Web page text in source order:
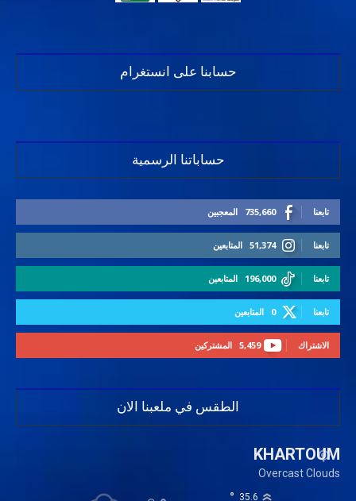
حسابنا على انستغرام
حساباتنا الرسمية
735,660 المعجبين تابعنا
51,374 المتابعين تابعنا
196,000 المتابعين تابعنا
0 المتابعين تابعنا
5,459 المشتركين الاشتراك
الطقس في ملعبنا الان
KHARTOUM
Overcast Clouds
35.6